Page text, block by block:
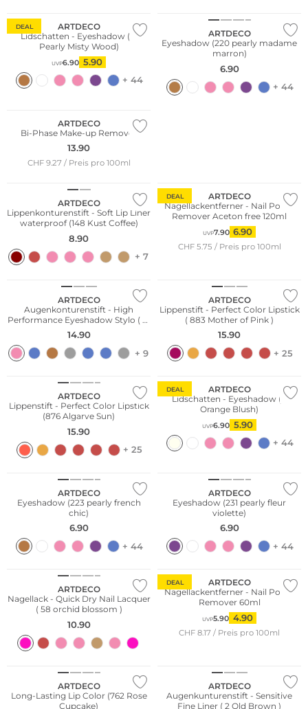
DEAL
ARTDECO
Lidschatten - Eyeshadow (17
Pearly Misty Wood)
UVP6.90 5.90
+ 44
ARTDECO
Eyeshadow (220 pearly madame
marron)
6.90
+ 44
ARTDECO
Bi-Phase Make-up Remover
13.90
CHF 9.27 / Preis pro 100ml
ARTDECO
Lippenkonturenstift - Soft Lip Liner
waterproof (148 Kust Coffee)
8.90
+ 7
DEAL
ARTDECO
Nagellackentferner - Nail Polish
Remover Aceton free 120ml
UVP7.90 6.90
CHF 5.75 / Preis pro 100ml
Wasserfest
ARTDECO
Augenkonturenstift - High
Performance Eyeshadow Stylo ( 41
Delicate Flower )
14.90
+ 9
ARTDECO
Lippenstift - Perfect Color Lipstick
( 883 Mother of Pink )
15.90
+ 25
ARTDECO
Lippenstift - Perfect Color Lipstick
(876 Algarve Sun)
15.90
+ 25
DEAL
ARTDECO
Lidschatten - Eyeshadow (11
Orange Blush)
UVP6.90 5.90
+ 44
ARTDECO
Eyeshadow (223 pearly french
chic)
6.90
+ 44
ARTDECO
Eyeshadow (231 pearly fleur
violette)
6.90
+ 44
ARTDECO
Nagellack - Quick Dry Nail Lacquer
( 58 orchid blossom )
10.90
DEAL
ARTDECO
Nagellackentferner - Nail Polish
Remover 60ml
UVP5.90 4.90
CHF 8.17 / Preis pro 100ml
ARTDECO
Long-Lasting Lip Color (762 Rose
Cupcake)
ARTDECO
Augenkunturenstift - Sensitive
Fine Liner ( 2 Old Brown )